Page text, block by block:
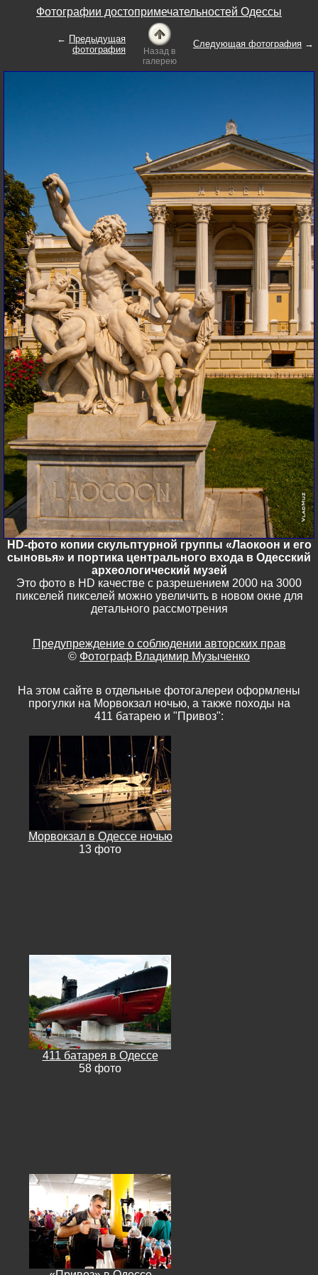
Фотографии достопримечательностей Одессы
← Предыдущая
фотография
Назад в
галерею
Следующая фотография →
HD-фото копии скульптурной группы «Лаокоон и его
сыновья» и портика центрального входа в Одесский
археологический музей
Это фото в HD качестве с разрешением 2000 на 3000
пикселей пикселей можно увеличить в новом окне для
детального рассмотрения
Предупреждение о соблюдении авторских прав
© Фотограф Владимир Музыченко
На этом сайте в отдельные фотогалереи оформлены
прогулки на Морвокзал ночью, а также походы на
411 батарею и "Привоз":
Морвокзал в Одессе ночью
13 фото
411 батарея в Одессе
58 фото